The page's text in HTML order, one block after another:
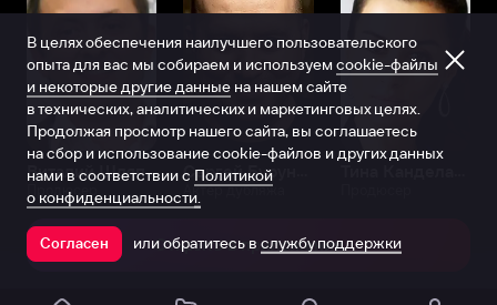
Виталий Шляппо
Продюсер Актёр дубляжа
Открыть в приложении
В целях обеспечения наилучшего пользовательского
опыта для вас мы собираем и используем cookie-файлы
и некоторые другие данные на нашем сайте
в технических, аналитических и маркетинговых целях.
Продолжая просмотр нашего сайта, вы соглашаетесь
на сбор и использование cookie-файлов и других данных
нами в соответствии с Политикой
о конфиденциальности.
Согласен или обратитесь в службу поддержки